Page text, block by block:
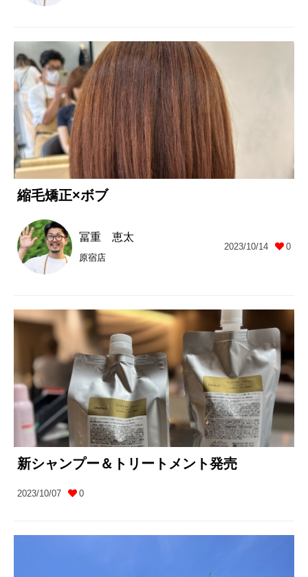
縮毛矯正×ボブ
冨重 恵太
原宿店
2023/10/14 0
新シャンプー＆トリートメント発売
2023/10/07 0